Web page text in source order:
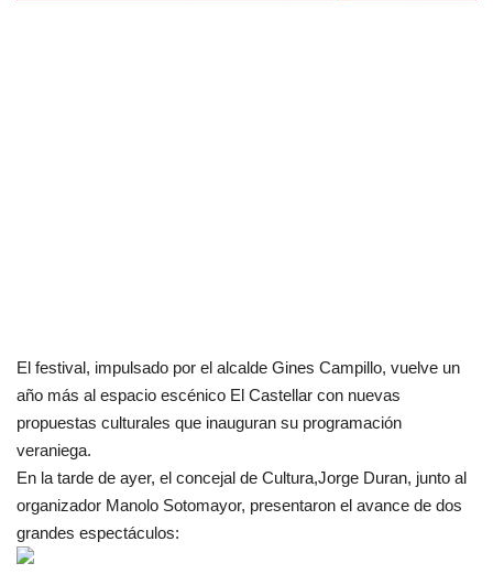
El festival, impulsado por el alcalde Gines Campillo, vuelve un
año más al espacio escénico El Castellar con nuevas
propuestas culturales que inauguran su programación
veraniega.
En la tarde de ayer, el concejal de Cultura,Jorge Duran, junto al
organizador Manolo Sotomayor, presentaron el avance de dos
grandes espectáculos: